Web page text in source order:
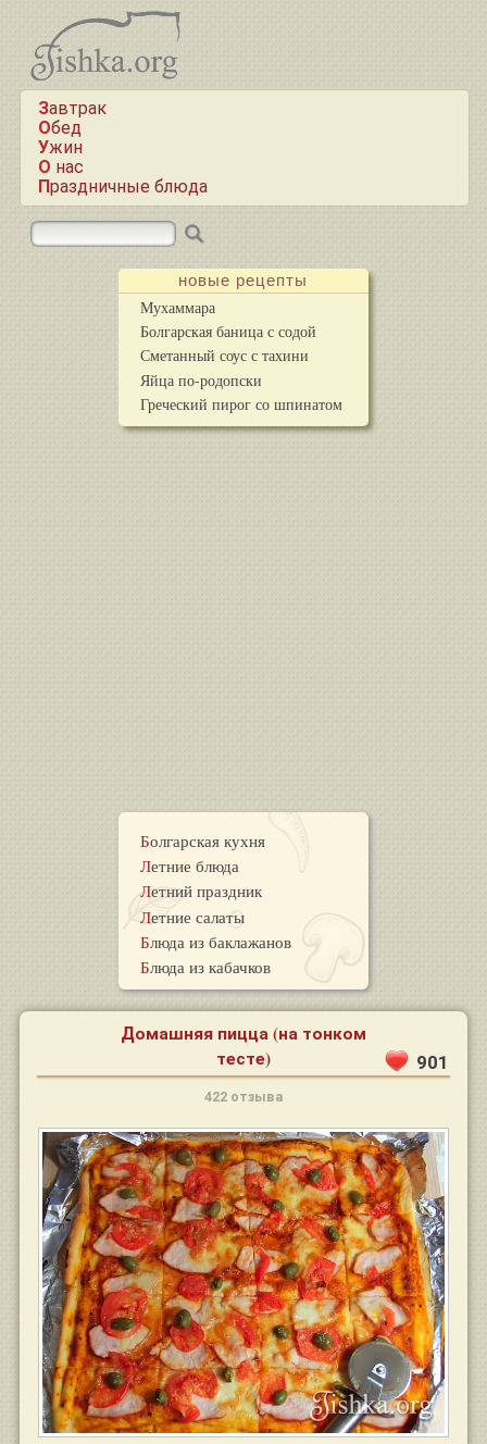
Завтрак
Обед
Ужин
О нас
Праздничные блюда
новые рецепты
Мухаммара
Болгарская баница с содой
Сметанный соус с тахини
Яйца по-родопски
Греческий пирог со шпинатом
Болгарская кухня
Летние блюда
Летний праздник
Летние салаты
Блюда из баклажанов
Блюда из кабачков
Домашняя пицца (на тонком
тесте) 901
422 отзыва